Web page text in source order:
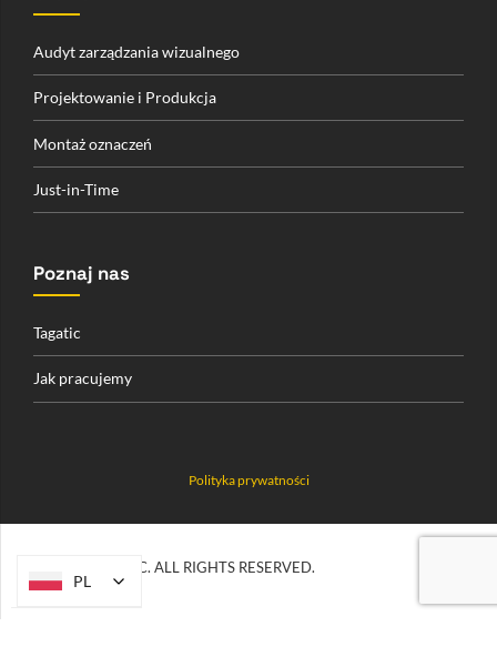
Audyt zarządzania wizualnego
Projektowanie i Produkcja
Montaż oznaczeń
Just-in-Time
Poznaj nas
Tagatic
Jak pracujemy
Polityka prywatności
© 2026 TAGATIC. ALL RIGHTS RESERVED.
PL
PL